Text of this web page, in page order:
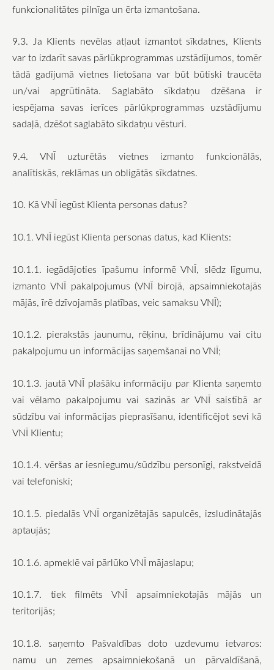
funkcionalitātes pilnīga un ērta izmantošana.
9.3. Ja Klients nevēlas atļaut izmantot sīkdatnes, Klients
var to izdarīt savas pārlūkprogrammas uzstādījumos, tomēr
tādā gadījumā vietnes lietošana var būt būtiski traucēta
un/vai apgrūtināta. Saglabāto sīkdatņu dzēšana ir
iespējama savas ierīces pārlūkprogrammas uzstādījumu
sadaļā, dzēšot saglabāto sīkdatņu vēsturi.
9.4. VNĪ uzturētās vietnes izmanto funkcionālās,
analītiskās, reklāmas un obligātās sīkdatnes.
10. Kā VNĪ iegūst Klienta personas datus?
10.1. VNĪ iegūst Klienta personas datus, kad Klients:
10.1.1. iegādājoties īpašumu informē VNĪ, slēdz līgumu,
izmanto VNĪ pakalpojumus (VNĪ birojā, apsaimniekotajās
mājās, īrē dzīvojamās platības, veic samaksu VNĪ);
10.1.2. pierakstās jaunumu, rēķinu, brīdinājumu vai citu
pakalpojumu un informācijas saņemšanai no VNĪ;
10.1.3. jautā VNĪ plašāku informāciju par Klienta saņemto
vai vēlamo pakalpojumu vai sazinās ar VNĪ saistībā ar
sūdzību vai informācijas pieprasīšanu, identificējot sevi kā
VNĪ Klientu;
10.1.4. vēršas ar iesniegumu/sūdzību personīgi, rakstveidā
vai telefoniski;
10.1.5. piedalās VNĪ organizētajās sapulcēs, izsludinātajās
aptaujās;
10.1.6. apmeklē vai pārlūko VNĪ mājaslapu;
10.1.7. tiek filmēts VNĪ apsaimniekotajās mājās un
teritorijās;
10.1.8. saņemto Pašvaldības doto uzdevumu ietvaros:
namu un zemes apsaimniekošanā un pārvaldīšanā,